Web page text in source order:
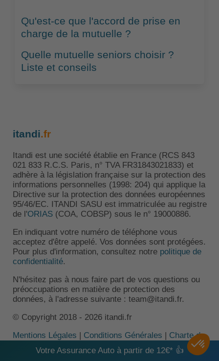
Qu'est-ce que l'accord de prise en
charge de la mutuelle ?
Quelle mutuelle seniors choisir ?
Liste et conseils
Votre Assurance Auto à partir de 12€* 👍
itandi.fr
Itandi est une société établie en France (RCS 843
021 833 R.C.S. Paris, n° TVA FR31843021833) et
adhère à la législation française sur la protection des
informations personnelles (1998: 204) qui applique la
Directive sur la protection des données européennes
95/46/EC. ITANDI SASU est immatriculée au registre
de l'ORIAS(COA, COBSP) sous le n° 19000886.
En indiquant votre numéro de téléphone vous
acceptez d'être appelé. Vos données sont protégées.
Pour plus d'information, consultez notre politique de
confidentialité.
N'hésitez pas à nous faire part de vos questions ou
préoccupations en matière de protection des
données, à l'adresse suivante : team@itandi.fr.
© Copyright 2018 - 2026 itandi.fr
Mentions Légales | Conditions Générales | Charte de
Gestion des préférences Contact